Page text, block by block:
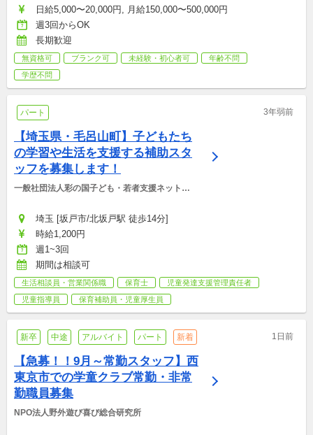
日給5,000〜20,000円, 月給150,000〜500,000円
週3回からOK
長期歓迎
無資格可 ブランク可 未経験・初心者可
年齢不問
学歴不問
パート 3年弱前
【埼玉県・毛呂山町】子どもたち
の学習や生活を支援する補助スタ
ッフを募集します！
一般社団法人彩の国子ども・若者支援ネットワ
埼玉 [坂戸市/北坂戸駅 徒歩14分]
時給1,200円
週1~3回
期間は相談可
生活相談員・営業関係職 保育士
児童発達支援管理責任者
児童指導員
保育補助員・児童厚生員
新卒 中途 アルバイト パート 新着 1日前
【急募！！9月～常勤スタッフ】西
東京市での学童クラブ常勤・非常
勤職員募集
NPO法人野外遊び喜び総合研究所